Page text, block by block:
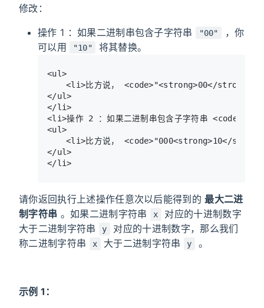
修改：
操作 1 ：如果二进制串包含子字符串 "00"
，你
可以用
"10" 将其替换。
<ul>
</ul>
</li>
<li>操作 2 ：如果二进制串包含子字符串
<ul>
</ul>
请你返回执行上述操作任意次以后能得到的最大二进
制字符串 。如果二进制字符串 x
对应的十进制数字
大于二进制字符串
y
对应的十进制数字，那么我们
称二进制字符串
x 大于二进制字符串 y 。
示例 1：